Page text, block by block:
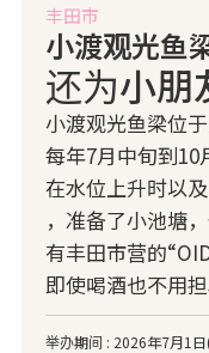
丰田市
小渡观光鱼
还为小朋
小渡观光鱼梁位于
每年7月中旬到10
在水位上升时以
，准备了小池塘
有丰田市营的
即使喝酒也不用担
举办期间 : 2026年7月1